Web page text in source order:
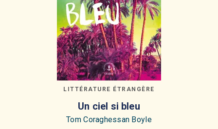
LITTÉRATURE ÉTRANGÈRE
Un ciel si bleu
Tom Coraghessan Boyle